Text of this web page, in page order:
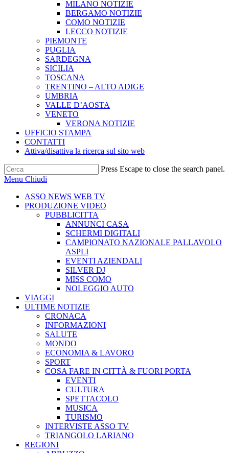
MILANO NOTIZIE
BERGAMO NOTIZIE
COMO NOTIZIE
LECCO NOTIZIE
PIEMONTE
PUGLIA
SARDEGNA
SICILIA
TOSCANA
TRENTINO – ALTO ADIGE
UMBRIA
VALLE D’AOSTA
VENETO
VERONA NOTIZIE
UFFICIO STAMPA
CONTATTI
Attiva/disattiva la ricerca sul sito web
Press Escape to close the search panel.
Menu Chiudi
ASSO NEWS WEB TV
PRODUZIONE VIDEO
PUBBLICITTA
ANNUNCI CASA
SCHERMI DIGITALI
CAMPIONATO NAZIONALE PALLAVOLO
ASPLI
EVENTI AZIENDALI
SILVER DJ
MISS COMO
NOLEGGIO AUTO
VIAGGI
ULTIME NOTIZIE
CRONACA
INFORMAZIONI
SALUTE
MONDO
ECONOMIA & LAVORO
SPORT
COSA FARE IN CITTÀ & FUORI PORTA
EVENTI
CULTURA
SPETTACOLO
MUSICA
TURISMO
INTERVISTE ASSO TV
TRIANGOLO LARIANO
REGIONI